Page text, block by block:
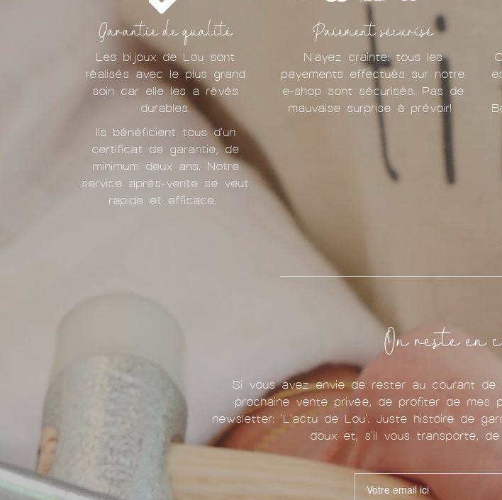
Garantie de qualité
Les bijoux de Lou sont
réalisés avec le plus grand
soin car elle les a rêvés
durables.
Ils bénéficient tous d'un
certificat de garantie, de
minimum deux ans. Notre
service après-vente se veut
rapide et efficace.
Paiement sécurisé
N'ayez crainte: tous les
payements effectués sur notre
e-shop sont sécurisés. Pas de
mauvaise surprise à prévoir!
On reste en
Si vous avez envie de rester au courant de
prochaine vente privée, de profiter de mes
newsletter: 'L'actu de Lou'. Juste histoire de
doux et, s'il vous transporte,